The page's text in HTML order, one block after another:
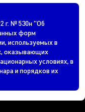
г. № 530н "Об
форм
используемых в
оказывающих
условиях, в
и порядков их